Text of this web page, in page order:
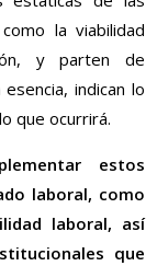
la viabilidad
y parten de
indican lo
que ocurrirá.
estos
laboral, como
laboral, así
que